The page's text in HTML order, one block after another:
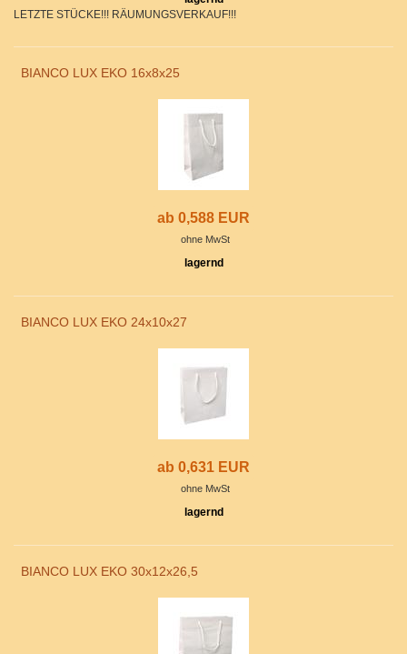
LETZTE STÜCKE!!! RÄUMUNGSVERKAUF!!!
BIANCO LUX EKO 16x8x25
ab 0,588 EUR
ohne MwSt
lagernd
BIANCO LUX EKO 24x10x27
ab 0,631 EUR
ohne MwSt
lagernd
BIANCO LUX EKO 30x12x26,5